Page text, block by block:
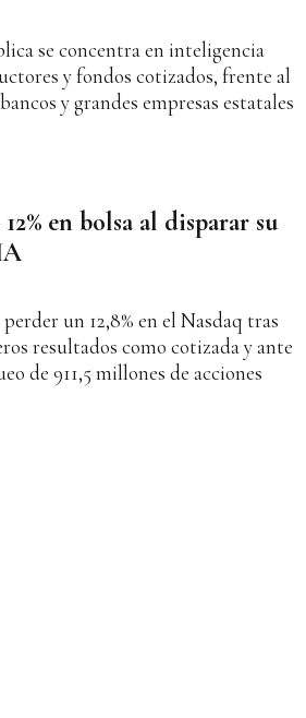
se concentra en inteligencia
y fondos cotizados, frente al
y grandes empresas estatales
en bolsa al disparar su
un 12,8% en el Nasdaq tras
resultados como cotizada y ante
de 911,5 millones de acciones